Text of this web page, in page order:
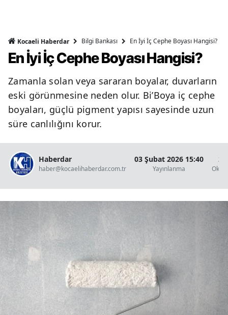
Kocaeli Haberdar Bilgi Bankası En İyi İç Cephe Boyası Hangisi?
En İyi İç Cephe Boyası Hangisi?
Zamanla solan veya sararan boyalar, duvarların
eski görünmesine neden olur. Bi’Boya iç cephe
boyaları, güçlü pigment yapısı sayesinde uzun
süre canlılığını korur.
Haberdar
haber@kocaelihaberdar.com.tr
03 Şubat 2026 15:40
Yayınlanma
2